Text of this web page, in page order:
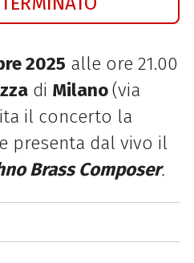
2025 alle ore 21.00
di Milano(via
il concerto la
presenta dal vivo il
Brass Composer.